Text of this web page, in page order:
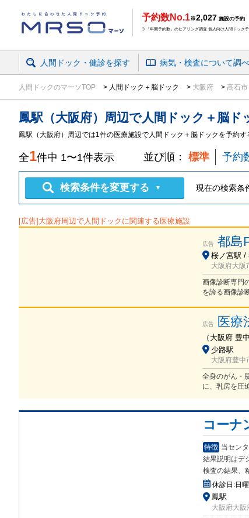
予約数No.1※2,027 施設の予約
※「年間予約数」のヒアリング調査 個人向け人間ドック
人間ドック・健診を探す 病気・検査について調
人間ドックのマーソTOP 人間ドック＋脳ドック 大阪府 高石市
鳳駅（大阪府）周辺で人間ドック＋脳ド
鳳駅（大阪府）周辺では1件の医療施設で人間ドック＋脳ドックを予約
全1件中 1〜1件表示 並び順： 標準 予約
検索条件を変更する ▼ 現在の検索条
[広告] 大阪府周辺で人間ドックに関連する医療施設
広告 都島
桜ノ宮駅 /
大阪府大阪
画像診断専門
を誇る画像診
広告 医療
（ 大阪府 豊
少路駅
大阪府豊中
全身のがん・
に、乳房を圧
コーナ
特徴 当セン
結果説明はデ
検査の結果、
休診日:日
鳳駅
大阪府大